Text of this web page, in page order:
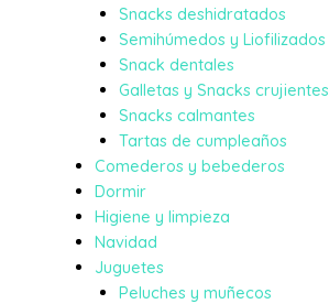
Snacks deshidratados
Semihúmedos y Liofilizados
Snack dentales
Galletas y Snacks crujientes
Snacks calmantes
Tartas de cumpleaños
Comederos y bebederos
Dormir
Higiene y limpieza
Navidad
Juguetes
Peluches y muñecos